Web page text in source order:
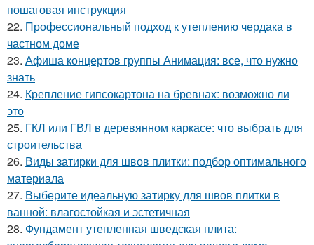
пошаговая инструкция
22. Профессиональный подход к утеплению чердака в
частном доме
23. Афиша концертов группы Анимация: все, что нужно
знать
24. Крепление гипсокартона на бревнах: возможно ли
это
25. ГКЛ или ГВЛ в деревянном каркасе: что выбрать для
строительства
26. Виды затирки для швов плитки: подбор оптимального
материала
27. Выберите идеальную затирку для швов плитки в
ванной: влагостойкая и эстетичная
28. Фундамент утепленная шведская плита: